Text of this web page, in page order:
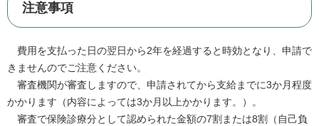
注意事項
費用を支払った日の翌日から2年を経過すると時効となり、申請で
きませんのでご注意ください。
審査機関が審査しますので、申請されてから支給までに3か月程度
かかります（内容によっては3か月以上かかります。）。
審査で保険診療分として認められた金額の7割または8割（自己負